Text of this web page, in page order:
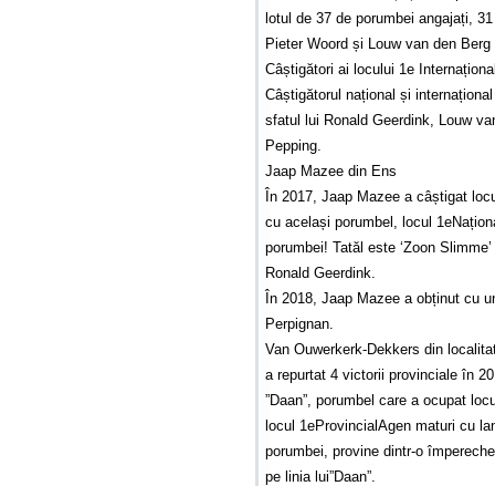
lotul de 37 de porumbei angajați,
Pieter Woord și Louw van den Berg
Câștigători ai locului 1e
Câștigătorul național și
sfatul lui Ronald Geerdink, Louw
Pepping.
Jaap Mazee din Ens
În 2017, Jaap Mazee a câștigat
cu același porumbel, locul
porumbei! Tatăl este ‘Zoon
Ronald Geerdink.
În 2018, Jaap Mazee a obținut cu
Perpignan.
Van Ouwerkerk-Dekkers din
a repurtat 4 victorii provinciale în
”Daan”, porumbel care a ocupat
locul 1eProvincialAgen maturi cu
porumbei, provine dintr-o
pe linia lui”Daan”.